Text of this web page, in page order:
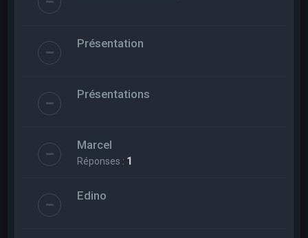
Présentation
Présentations
Marcel
Réponses : 1
Edino